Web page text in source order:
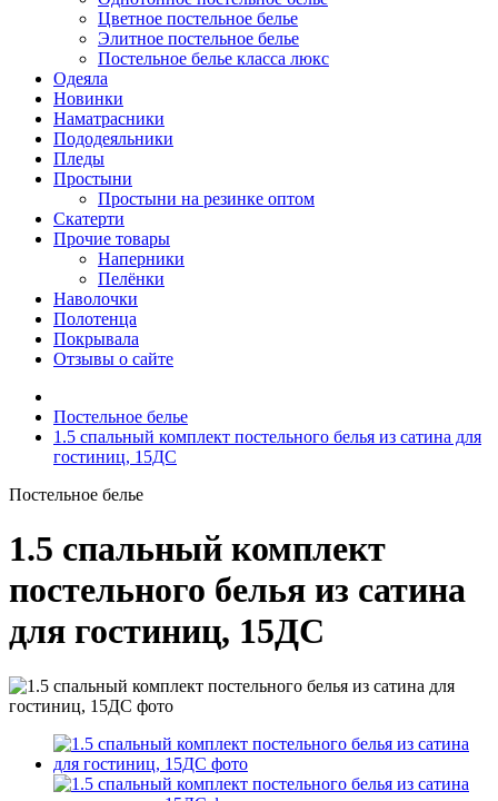
Цветное постельное белье
Элитное постельное белье
Постельное белье класса люкс
Одеяла
Новинки
Наматрасники
Пододеяльники
Пледы
Простыни
Простыни на резинке оптом
Скатерти
Прочие товары
Наперники
Пелёнки
Наволочки
Полотенца
Покрывала
Отзывы о сайте
Постельное белье
1.5 спальный комплект постельного белья из сатина для
гостиниц, 15ДС
Постельное белье
1.5 спальный комплект
постельного белья из сатина
для гостиниц, 15ДС